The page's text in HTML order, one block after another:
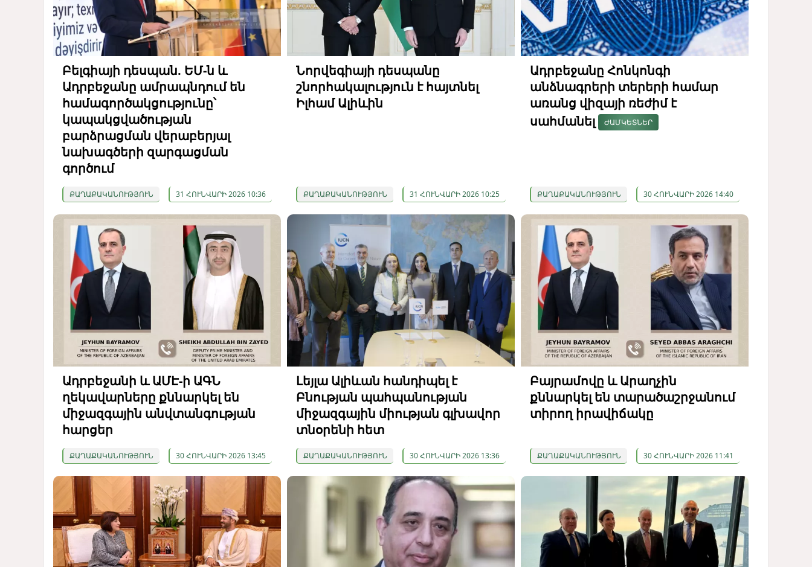
Բելգիայի դեսպան. ԵՄ-ն և
Ադրբեջանը ամրապնդում են
համագործակցությունը՝
կապակցվածության
բարձրացման վերաբերյալ
նախագծերի զարգացման
գործում
ՔԱՂԱՔԱԿԱՆՈՒԹՅՈՒՆ 31 ՀՈՒՆՎԱՐԻ 2026 10:36
Նորվեգիայի դեսպանը
շնորհակալություն է հայտնել
Իլհամ Ալիևին
ՔԱՂԱՔԱԿԱՆՈՒԹՅՈՒՆ 31 ՀՈՒՆՎԱՐԻ 2026 10:25
Ադրբեջանը Հոնկոնգի
անձնագրերի տերերի համար
առանց վիզայի ռեժիմ է
սահմանել
ԺԱՄԿԵՏՆԵՐ
ՔԱՂԱՔԱԿԱՆՈՒԹՅՈՒՆ 30 ՀՈՒՆՎԱՐԻ 2026 14:40
Ադրբեջանի և ԱՄԷ-ի ԱԳՆ
ղեկավարները քննարկել են
միջազգային անվտանգության
հարցեր
ՔԱՂԱՔԱԿԱՆՈՒԹՅՈՒՆ 30 ՀՈՒՆՎԱՐԻ 2026 13:45
Լեյլա Ալիևան հանդիպել է
Բնության պահպանության
միջազգային միության գլխավոր
տնօրենի հետ
ՔԱՂԱՔԱԿԱՆՈՒԹՅՈՒՆ 30 ՀՈՒՆՎԱՐԻ 2026 13:36
Բայրամովը և Արաղչին
քննարկել են տարածաշրջանում
տիրող իրավիճակը
ՔԱՂԱՔԱԿԱՆՈՒԹՅՈՒՆ 30 ՀՈՒՆՎԱՐԻ 2026 11:41